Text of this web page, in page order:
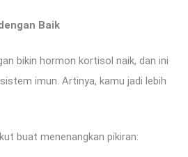
Baik
bikin hormon kortisol naik, dan ini
imun. Artinya, kamu jadi lebih
buat menenangkan pikiran: